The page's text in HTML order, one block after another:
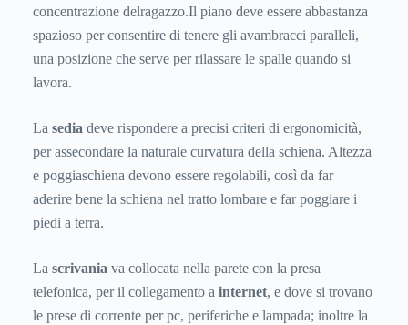
concentrazione delragazzo.Il piano deve essere abbastanza
spazioso per consentire di tenere gli avambracci paralleli,
una posizione che serve per rilassare le spalle quando si
lavora.
La sedia deve rispondere a precisi criteri di ergonomicità,
per assecondare la naturale curvatura della schiena. Altezza
e poggiaschiena devono essere regolabili, così da far
aderire bene la schiena nel tratto lombare e far poggiare i
piedi a terra.
La scrivania va collocata nella parete con la presa
telefonica, per il collegamento a internet, e dove si trovano
le prese di corrente per pc, periferiche e lampada; inoltre la